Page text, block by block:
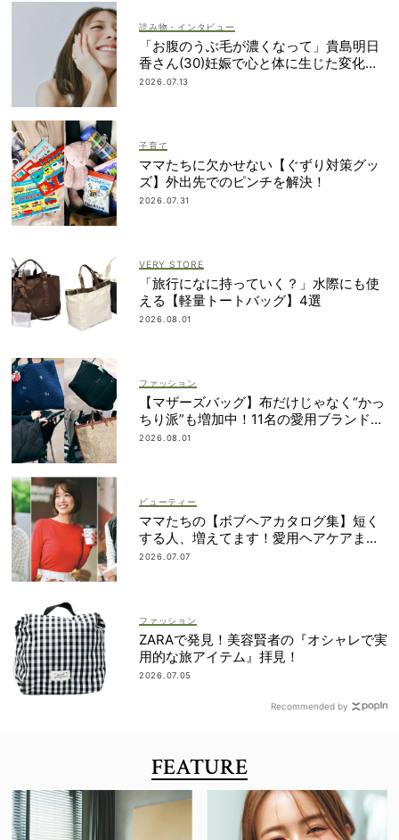
読み物・インタビュー
「お腹のうぶ毛が濃くなって」貴島明日
香さん(30)妊娠で心と体に生じた変化も
「愛しいです」
2026.07.13
子育て
ママたちに欠かせない【ぐずり対策グッ
ズ】外出先でのピンチを解決！
2026.07.31
VERY STORE
「旅行になに持っていく？」水際にも使
える【軽量トートバッグ】4選
2026.08.01
ファッション
【マザーズバッグ】布だけじゃなく“かっ
ちり派”も増加中！11名の愛用ブランド
は？
2026.08.01
ビューティー
ママたちの【ボブヘアカタログ集】短く
する人、増えてます！愛用ヘアケアまで
全部見せ
2026.07.07
ファッション
ZARAで発見！美容賢者の『オシャレで実
用的な旅アイテム』拝見！
2026.07.05
Recommended by
FEATURE